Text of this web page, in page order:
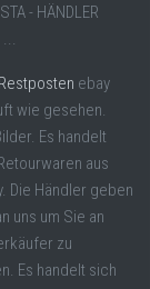
- HÄNDLER
ebay
wie gesehen.
Es handelt
aus
Die Händler geben
uns um Sie an
zu
Es handelt sich